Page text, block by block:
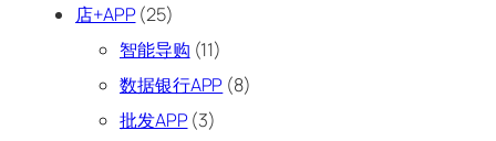
店+APP(25)
智能导购 (11)
数据银行APP (8)
批发APP(3)